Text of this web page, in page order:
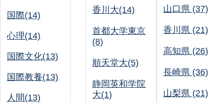
国際(14)
心理(14)
国際文化(13)
国際教養(13)
人間(13)
香川大(14)
首都大学東京
(8)
順天堂大(5)
静岡英和学院
大(1)
山口県 (37)
香川県 (21)
高知県 (26)
長崎県 (36)
山梨県 (21)